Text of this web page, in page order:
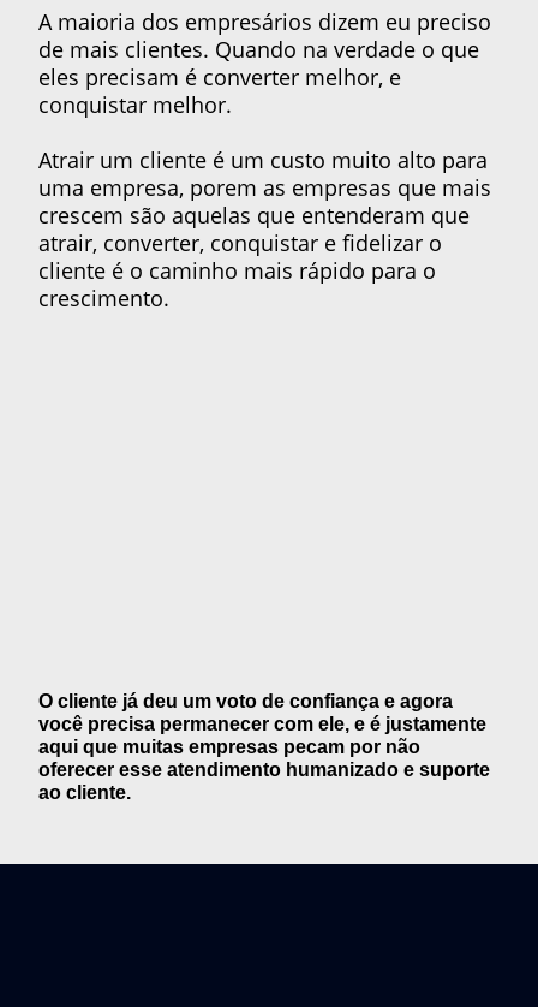
A maioria dos empresários dizem eu preciso
de mais clientes. Quando na verdade o que
eles precisam é converter melhor, e
conquistar melhor.
Atrair um cliente é um custo muito alto para
uma empresa, porem as empresas que mais
crescem são aquelas que entenderam que
atrair, converter, conquistar e fidelizar o
cliente é o caminho mais rápido para o
crescimento.
O cliente já deu um voto de confiança e agora
você precisa permanecer com ele, e é justamente
aqui que muitas empresas pecam por não
oferecer esse atendimento humanizado e suporte
ao cliente.